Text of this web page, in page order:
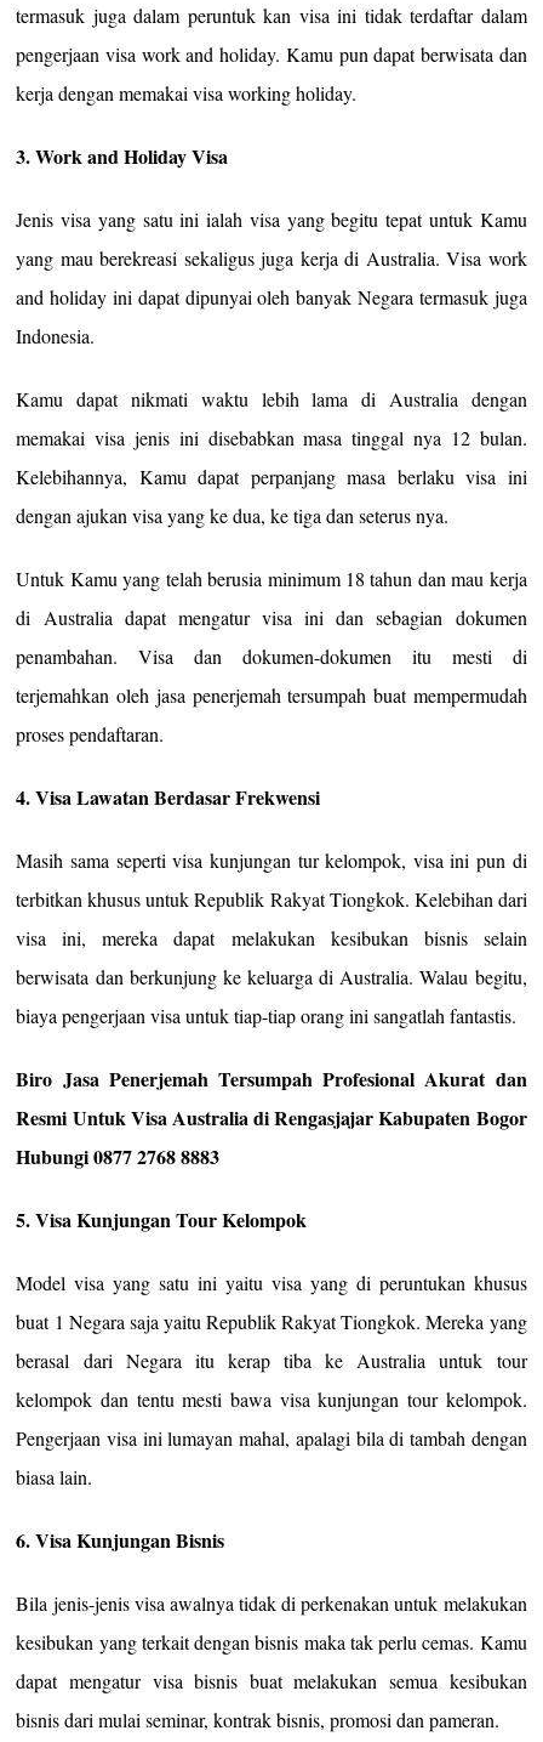
termasuk juga dalam peruntuk kan visa ini tidak terdaftar dalam
pengerjaan visa work and holiday. Kamu pun dapat berwisata dan
kerja dengan memakai visa working holiday.
3. Work and Holiday Visa
Jenis visa yang satu ini ialah visa yang begitu tepat untuk Kamu
yang mau berekreasi sekaligus juga kerja di Australia. Visa work
and holiday ini dapat dipunyai oleh banyak Negara termasuk juga
Indonesia.
Kamu dapat nikmati waktu lebih lama di Australia dengan
memakai visa jenis ini disebabkan masa tinggal nya 12 bulan.
Kelebihannya, Kamu dapat perpanjang masa berlaku visa ini
dengan ajukan visa yang ke dua, ke tiga dan seterus nya.
Untuk Kamu yang telah berusia minimum 18 tahun dan mau kerja
di Australia dapat mengatur visa ini dan sebagian dokumen
penambahan. Visa dan dokumen-dokumen itu mesti di
terjemahkan oleh jasa penerjemah tersumpah buat mempermudah
proses pendaftaran.
4. Visa Lawatan Berdasar Frekwensi
Masih sama seperti visa kunjungan tur kelompok, visa ini pun di
terbitkan khusus untuk Republik Rakyat Tiongkok. Kelebihan dari
visa ini, mereka dapat melakukan kesibukan bisnis selain
berwisata dan berkunjung ke keluarga di Australia. Walau begitu,
biaya pengerjaan visa untuk tiap-tiap orang ini sangatlah fantastis.
Biro Jasa Penerjemah Tersumpah Profesional Akurat dan
Resmi Untuk Visa Australia di Rengasjajar Kabupaten Bogor
Hubungi 0877 2768 8883
5. Visa Kunjungan Tour Kelompok
Model visa yang satu ini yaitu visa yang di peruntukan khusus
buat 1 Negara saja yaitu Republik Rakyat Tiongkok. Mereka yang
berasal dari Negara itu kerap tiba ke Australia untuk tour
kelompok dan tentu mesti bawa visa kunjungan tour kelompok.
Pengerjaan visa ini lumayan mahal, apalagi bila di tambah dengan
biasa lain.
6. Visa Kunjungan Bisnis
Bila jenis-jenis visa awalnya tidak di perkenakan untuk melakukan
kesibukan yang terkait dengan bisnis maka tak perlu cemas. Kamu
dapat mengatur visa bisnis buat melakukan semua kesibukan
bisnis dari mulai seminar, kontrak bisnis, promosi dan pameran.